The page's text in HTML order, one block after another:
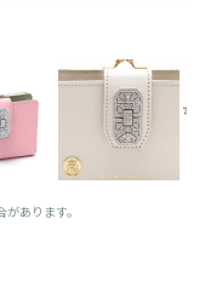
あります。